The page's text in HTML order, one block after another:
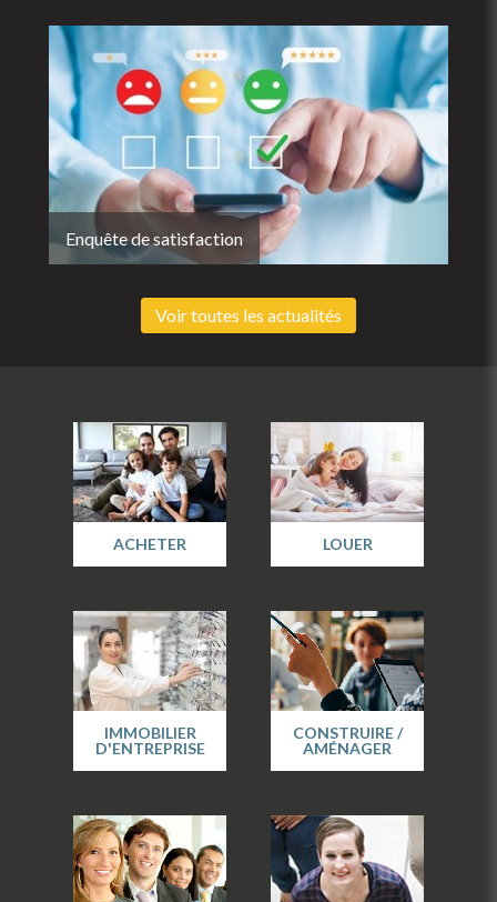
Enquête de satisfaction
Voir toutes les actualités
ACHETER LOUER
IMMOBILIER
D'ENTREPRISE
CONSTRUIRE /
AMÉNAGER